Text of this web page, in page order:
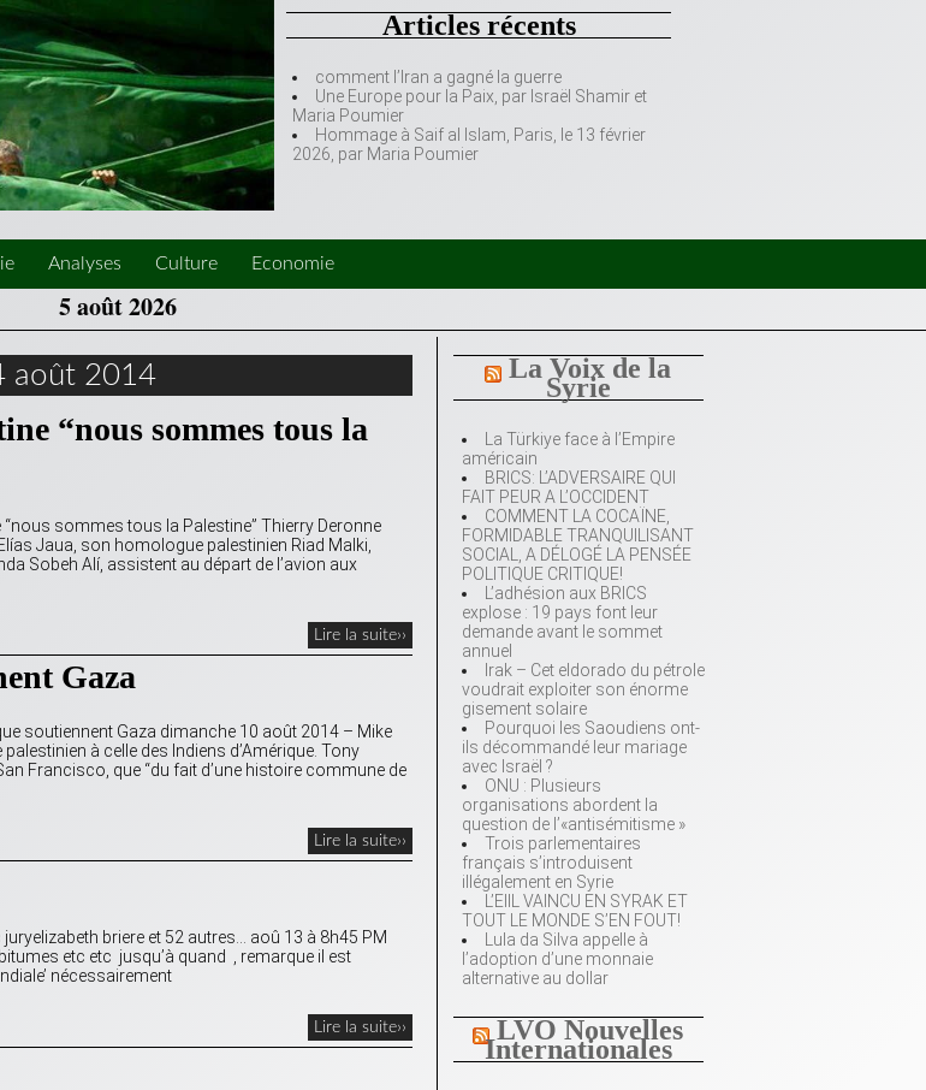
Articles récents
comment l’Iran a gagné la guerre
Une Europe pour la Paix, par Israël Shamir et
Maria Poumier
Hommage à Saif al Islam, Paris, le 13 février
2026, par Maria Poumier
Analyses Culture Economie
5 août 2026
La Voix de la
Syrie
La Türkiye face à l’Empire
américain
BRICS: L’ADVERSAIRE QUI
FAIT PEUR A L’OCCIDENT
COMMENT LA COCAÏNE,
FORMIDABLE TRANQUILISANT
SOCIAL, A DÉLOGÉ LA PENSÉE
POLITIQUE CRITIQUE!
L’adhésion aux BRICS
explose : 19 pays font leur
demande avant le sommet
annuel
Irak – Cet eldorado du pétrole
voudrait exploiter son énorme
gisement solaire
Pourquoi les Saoudiens ont-
ils décommandé leur mariage
avec Israël ?
ONU : Plusieurs
organisations abordent la
question de l’«antisémitisme »
Trois parlementaires
français s’introduisent
illégalement en Syrie
L’EIIL VAINCU EN SYRAK ET
TOUT LE MONDE S’EN FOUT!
Lula da Silva appelle à
l’adoption d’une monnaie
alternative au dollar
LVO Nouvelles
Internationales
août 2014
“nous sommes tous la
sommes tous la Palestine” Thierry Deronne
Jaua, son homologue palestinien Riad Malki,
Sobeh Alí, assistent au départ de l’avion aux
Lire la suite››
Gaza
soutiennent Gaza dimanche 10 août 2014 – Mike
à celle des Indiens d’Amérique. Tony
Francisco, que “du fait d’une histoire commune de
Lire la suite››
briere et 52 autres… aoû 13 à 8h45 PM
etc etc jusqu’à quand , remarque il est
nécessairement
Lire la suite››